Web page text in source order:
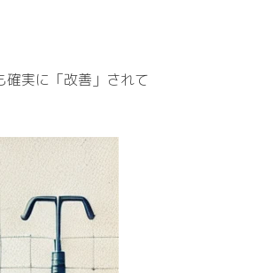
確実に「改善」されて